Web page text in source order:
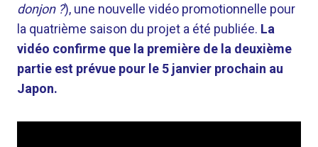
donjon ?), une nouvelle vidéo promotionnelle pour
la quatrième saison du projet a été publiée. La
vidéo confirme que la première de la deuxième
partie est prévue pour le 5 janvier prochain au
Japon.